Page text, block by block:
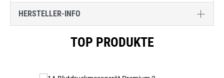
HERSTELLER-INFO
TOP PRODUKTE